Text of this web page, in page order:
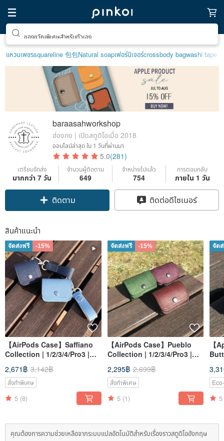
ของขวัญพิเศษสำหรับตัวเอง
แหวนเพชรsquareline 包包Natural soapเฟอร์นิเจอร์crossbody bagwashi tape
baraasahworkshop
ฮ่องกง | เปิดสตูดิโอเมื่อ 2018
ออนไลน์ล่าสุดใน 1 วันที่ผ่านมา
5.0(281)
เตรียมจัดส่ง
มากกว่า 7 วัน
จำนวนผู้ติดตาม
649
จำหน่ายไปแล้ว
754
การตอบกลับ
ภายใน 1 วัน
ติดตาม ติดต่อดีไซเนอร์
สินค้าแนะนำ
จัดส่งฟรี -15%
【AirPods Case】Saffiano
Collection | 1/2/3/4/Pro3 |
Earphone Accessories
2,671฿ 3,142฿
สั่งทำพิเศษ
5 (8)
จัดส่งฟรี -15%
【AirPods Case】Pueblo
Collection | 1/2/3/4/Pro3 |
Earphone Accessories
2,295฿ 2,699฿
สั่งทำพิเศษ
5 (1)
จัด
【
5
คุณต้องการความช่วยเหลือจากระบบแปลอัตโนมัติสำหรับเรื่องราวสตูดิโออังกฤษ